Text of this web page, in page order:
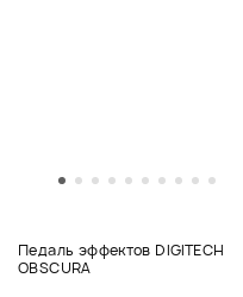
Педаль эффектов DIGITECH
OBSCURA